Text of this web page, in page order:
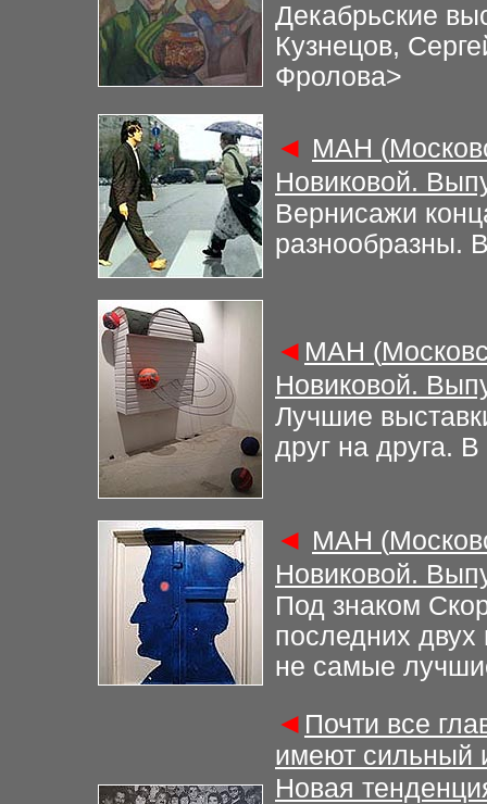
Декабрьские
Кузнецов,
Фролова>
◄ МАН (
Новиковой.
Вернисажи
разнообразны.
◄ МАН (
Новиковой.
Лучшие
друг на друга. В
◄ МАН (
Новиковой.
Под знаком
последних
не самые
◄ Почти все
имеют сильный
Новая